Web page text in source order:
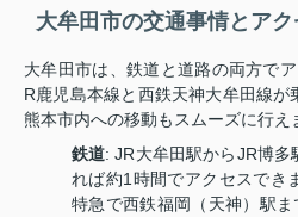
大牟田市の交通事情とアク
大牟田市は、鉄道と道路の両方で
R鹿児島本線と西鉄天神大牟田線
熊本市内への移動もスムーズに行え
鉄道: JR大牟田駅からJR博多
れば約1時間でアクセスでき
特急で西鉄福岡（天神）駅